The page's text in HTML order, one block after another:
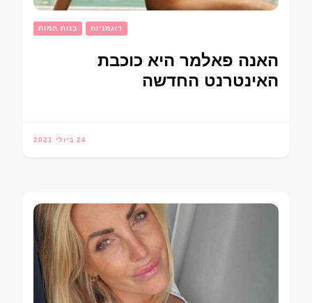
בנות חמות דוגמניות
האנה פאלמר היא כוכבת
האינטרנט החדשה
24 ביולי 2021